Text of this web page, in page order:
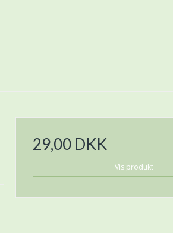
29,00 DKK
Vis produkt